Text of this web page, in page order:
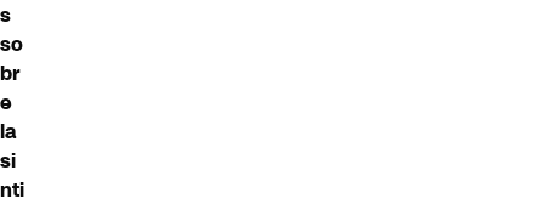
s
so
br
e
la
si
nti